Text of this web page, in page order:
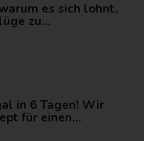
es sich lohnt,
zu…
in 6 Tagen! Wir
für einen…